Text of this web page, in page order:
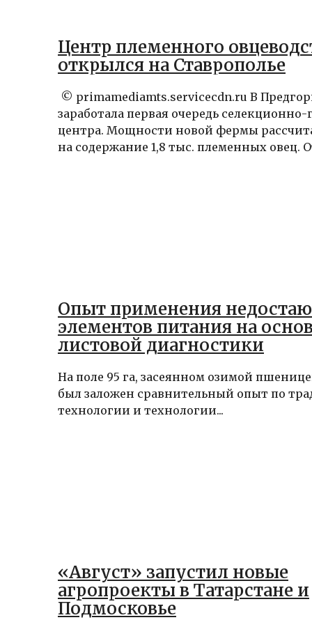
Центр племенного
открылся на Ставрополье
© primamediamts.servicecdn.ru В
заработала первая очередь селекционно-
центра. Мощности новой фермы
на содержание 1,8 тыс. племенных овец.
Опыт применения
элементов питания на
листовой диагностики
На поле 95 га, засеянном озимой
был заложен сравнительный опыт по
технологии и технологии...
«Август» запустил новые
агропроекты в Татарстане и
Подмосковье